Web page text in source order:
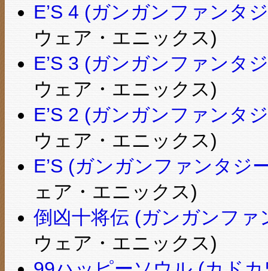
E’S 4 (ガンガンファンタ
ウェア・エニックス)
E’S 3 (ガンガンファンタ
ウェア・エニックス)
E’S 2 (ガンガンファンタ
ウェア・エニックス)
E’S (ガンガンファンタジ
ェア・エニックス)
倒凶十将伝 (ガンガンフ
ウェア・エニックス)